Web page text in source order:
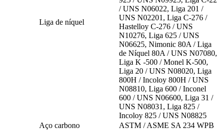
Liga de níquel
/ UNS N06022, Liga 201 /
UNS N02201, Liga C-276 /
Hastelloy C-276 / UNS
N10276, Liga 625 / UNS
N06625, Nimonic 80A / Liga
de Níquel 80A / UNS N07080,
Liga K -500 / Monel K-500,
Liga 20 / UNS N08020, Liga
800H / Incoloy 800H / UNS
N08810, Liga 600 / Inconel
600 / UNS N06600, Liga 31 /
UNS N08031, Liga 825 /
Incoloy 825 / UNS N08825
Aço carbono
ASTM / ASME SA 234 WPB